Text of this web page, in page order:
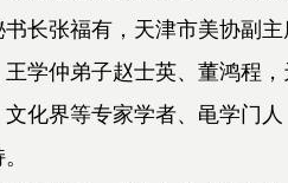
长张福有，天津市美协副
学仲弟子赵士英、董鸿程
化界等专家学者、黾学门